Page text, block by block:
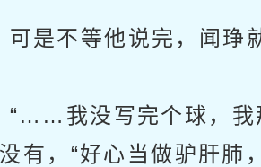
是不等他说完，闻琤
我没写完个球，我那
有，“好心当做驴肝肺